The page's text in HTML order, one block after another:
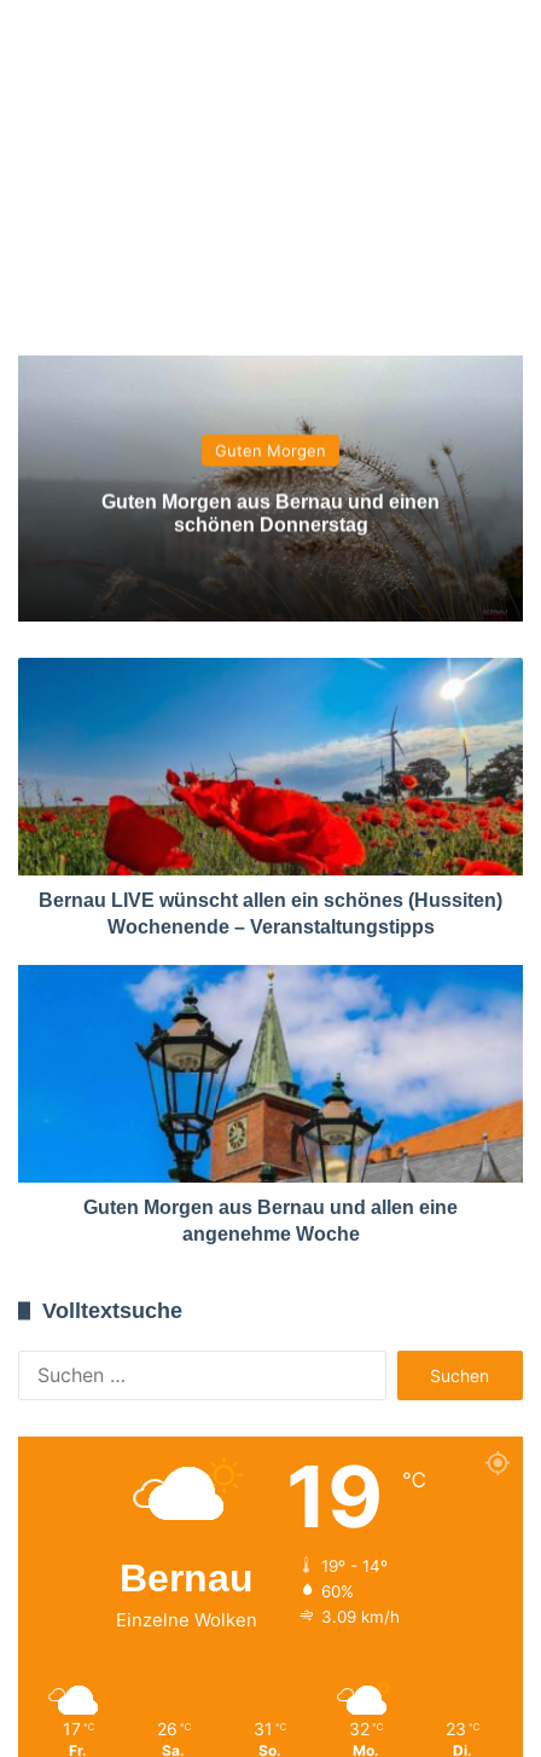
Guten Morgen
Guten Morgen aus Bernau und einen
schönen Donnerstag
Bernau LIVE wünscht allen ein schönes (Hussiten)
Wochenende – Veranstaltungstipps
Guten Morgen aus Bernau und allen eine
angenehme Woche
Volltextsuche
nach:
Bernau
Einzelne Wolken
19 ℃
19º - 14º
60%
3.09 km/h
17 ℃
Fr.
26 ℃
Sa.
31 ℃
So.
32 ℃
Mo.
23 ℃
Di.